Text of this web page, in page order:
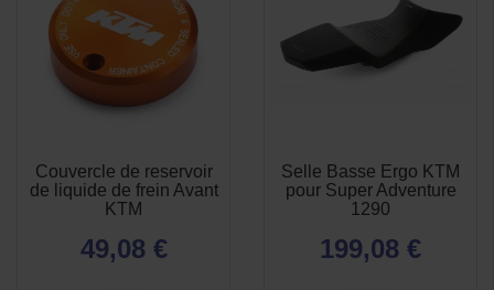
Couvercle de reservoir
de liquide de frein Avant
KTM
49,08 €
Selle Basse Ergo KTM
pour Super Adventure
1290
199,08 €
 APERÇU
RAPIDE
 APERÇU
RAPIDE